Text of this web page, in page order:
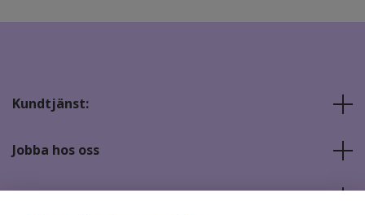
Kundtjänst:
Jobba hos oss
Sociala medier